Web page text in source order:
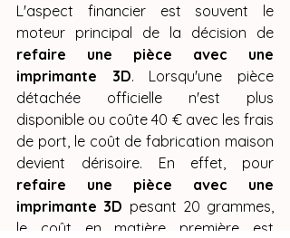
L'aspect financier est souvent le
refaire une pièce avec une
imprimante 3D. Lorsqu'une pièce
détachée officielle n'est plus
disponible ou coûte 40 € avec les frais
de port, le coût de fabrication maison
refaire une pièce avec une
imprimante 3D pesant 20 grammes,
le coût en matière première est